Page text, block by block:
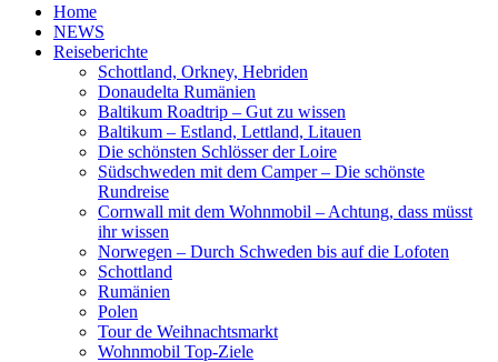
Home
NEWS
Reiseberichte
Schottland, Orkney, Hebriden
Donaudelta Rumänien
Baltikum Roadtrip – Gut zu wissen
Baltikum – Estland, Lettland, Litauen
Die schönsten Schlösser der Loire
Südschweden mit dem Camper – Die schönste
Rundreise
Cornwall mit dem Wohnmobil – Achtung, dass müsst
ihr wissen
Norwegen – Durch Schweden bis auf die Lofoten
Schottland
Rumänien
Polen
Tour de Weihnachtsmarkt
Wohnmobil Top-Ziele